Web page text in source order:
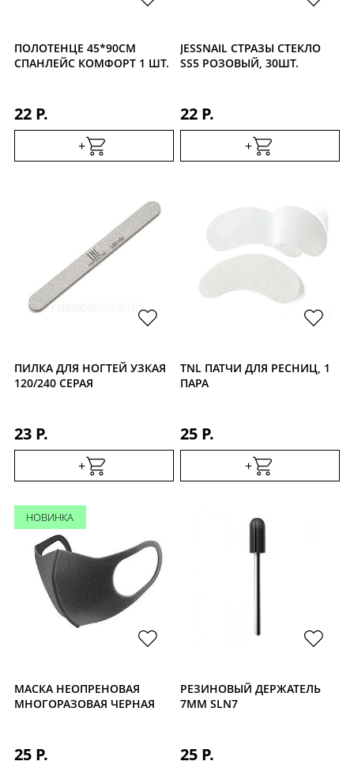
ПОЛОТЕНЦЕ 45*90СМ
СПАНЛЕЙС КОМФОРТ 1 ШТ.
22 Р.
+
JESSNAIL СТРАЗЫ СТЕКЛО
SS5 РОЗОВЫЙ, 30ШТ.
22 Р.
+
ПИЛКА ДЛЯ НОГТЕЙ УЗКАЯ
120/240 СЕРАЯ
23 Р.
+
TNL ПАТЧИ ДЛЯ РЕСНИЦ, 1
ПАРА
25 Р.
+
НОВИНКА
МАСКА НЕОПРЕНОВАЯ
МНОГОРАЗОВАЯ ЧЕРНАЯ
25 Р.
РЕЗИНОВЫЙ ДЕРЖАТЕЛЬ
7ММ SLN7
25 Р.